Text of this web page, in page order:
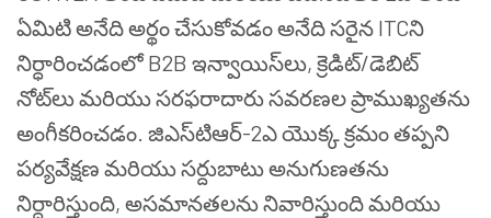
ఏమిటి అనేది అర్థం చేసుకోవడం అనేది సరైన ITCని
నిర్ధారించడంలో B2B ఇన్వాయిస్‌లు, క్రెడిట్/డెబిట్
నోట్‌లు మరియు సరఫరాదారు సవరణల ప్రాముఖ్యతను
అంగీకరించడం. జిఎస్‌టి‌ఆర్-2ఎ యొక్క క్రమం తప్పని
పర్యవేక్షణ మరియు సర్దుబాటు అనుగుణతను
నిర్ధారిస్తుంది, అసమానతలను నివారిస్తుంది మరియు